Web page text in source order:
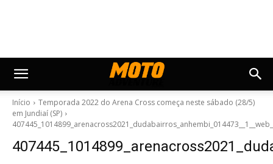
Início
Temporada 2022 do Arena Cross começa neste sábado (28/5)
em Jundiaí (SP)
407445_1014899_arenacross2021_dudabairros_anhembi_014473__1__web_